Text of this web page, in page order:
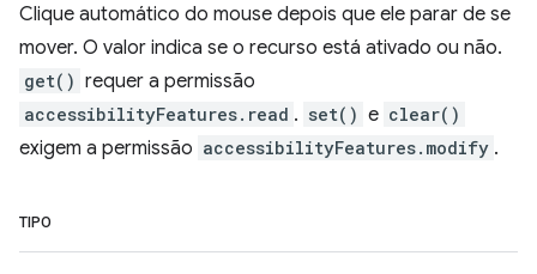
Clique automático do mouse depois que ele parar de se
mover. O valor indica se o recurso está ativado ou não.
get() requer a permissão
accessibilityFeatures.read . set() e clear()
exigem a permissão accessibilityFeatures.modify .
TIPO